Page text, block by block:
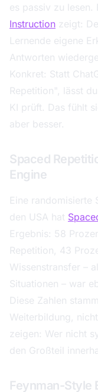
es passiv zu lesen.
Instruction zeigt:
Lernende eigene
Antworten
Konkret: Statt
Repetition", lässt
KI prüft. Das fühlt
aber besser.
Spaced
Engine
Eine randomisierte
den USA hat
Ergebnis: 58
Repetition, 43
Wissenstransfer –
Situationen – war
Diese Zahlen
Weiterbildung,
zeigen: Wer nicht
den Großteil
Feynman-Style